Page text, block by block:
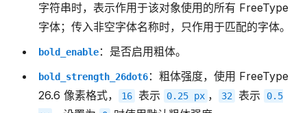
字符串时，表示作用于该对象使用的所有 FreeType
字体；传入非空字体名称时，只作用于匹配的字体。
bold_enable：是否启用粗体。
bold_strength_26dot6：粗体强度，使用 FreeType
26.6 像素格式，
16 表示 0.25 px ， 32 表示
0.5